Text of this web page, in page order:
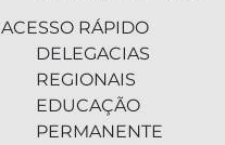
ACESSO RÁPIDO
DELEGACIAS
REGIONAIS
EDUCAÇÃO
PERMANENTE